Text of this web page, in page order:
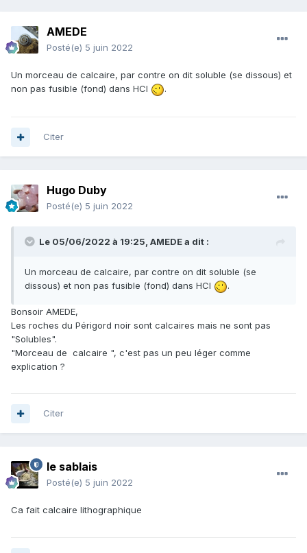
AMEDE
Posté(e) 5 juin 2022
Un morceau de calcaire, par contre on dit soluble (se dissous) et
non pas fusible (fond) dans HCl
.
Citer
Hugo Duby
Posté(e) 5 juin 2022
Le 05/06/2022 à 19:25, AMEDEa dit :
Un morceau de calcaire, par contre on dit soluble (se
dissous) et non pas fusible (fond) dans HCl
.
Bonsoir AMEDE,
Les roches du Périgord noir sont calcaires mais ne sont pas
"Solubles".
"Morceau de calcaire ", c'est pas un peu léger comme
explication ?
Citer
le sablais
Posté(e) 5 juin 2022
Ca fait calcaire lithographique